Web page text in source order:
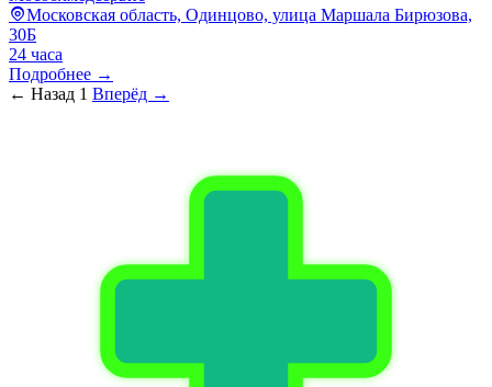
Московская область, Одинцово, улица Маршала Бирюзова,
30Б
24 часа
Подробнее →
← Назад 1 Вперёд →